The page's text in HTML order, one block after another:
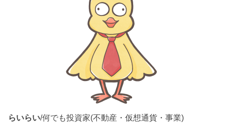
らいらい/何でも投資家(不動産・仮想通貨・事業)